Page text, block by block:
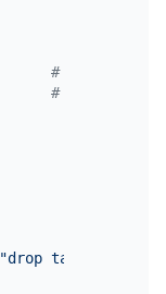
# 规则名称
# 忽略哪些表
"drop table"